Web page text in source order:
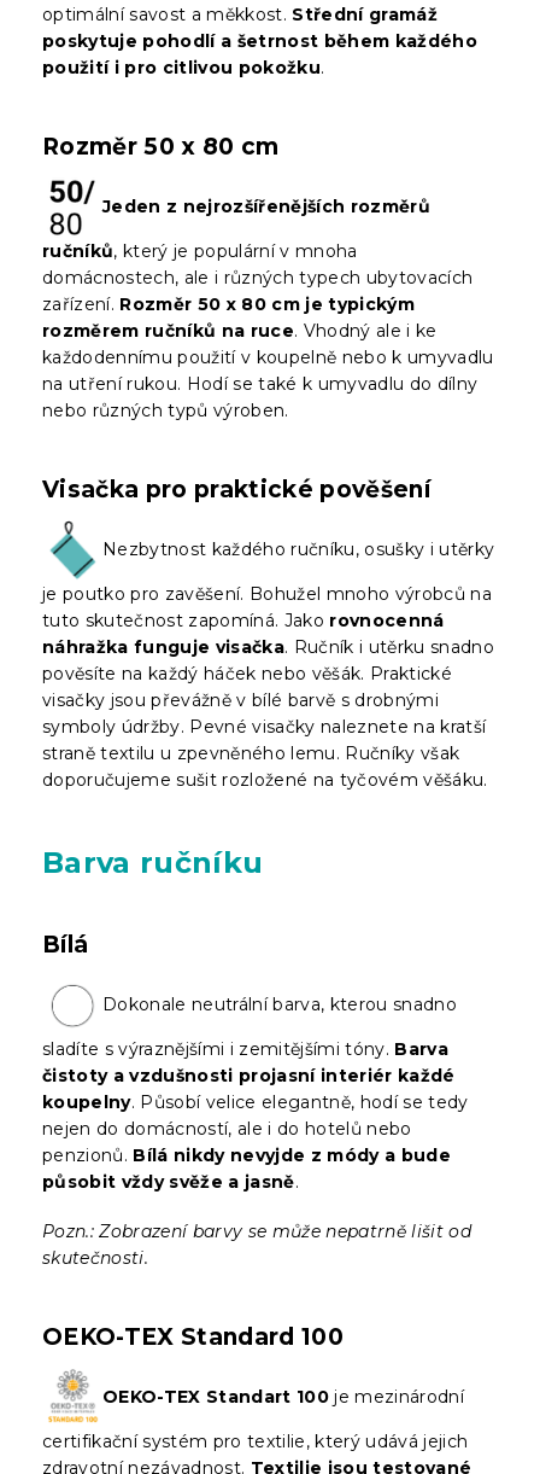
optimální savost a měkkost. Střední gramáž
poskytuje pohodlí a šetrnost během každého
použití i pro citlivou pokožku.
Rozměr 50 x 80 cm
Jeden z nejrozšířenějších rozměrů
ručníků, který je populární v mnoha
domácnostech, ale i různých typech ubytovacích
zařízení. Rozměr 50 x 80 cm je typickým
rozměrem ručníků na ruce. Vhodný ale i ke
každodennímu použití v koupelně nebo k umyvadlu
na utření rukou. Hodí se také k umyvadlu do dílny
nebo různých typů výroben.
Visačka pro praktické pověšení
Nezbytnost každého ručníku, osušky i utěrky
je poutko pro zavěšení. Bohužel mnoho výrobců na
tuto skutečnost zapomíná. Jako rovnocenná
náhražka funguje visačka. Ručník i utěrku snadno
pověsíte na každý háček nebo věšák. Praktické
visačky jsou převážně v bílé barvě s drobnými
symboly údržby. Pevné visačky naleznete na kratší
straně textilu u zpevněného lemu. Ručníky však
doporučujeme sušit rozložené na tyčovém věšáku.
Barva ručníku
Bílá
Dokonale neutrální barva, kterou snadno
sladíte s výraznějšími i zemitějšími tóny. Barva
čistoty a vzdušnosti projasní interiér každé
koupelny. Působí velice elegantně, hodí se tedy
nejen do domácností, ale i do hotelů nebo
penzionů. Bílá nikdy nevyjde z módy a bude
působit vždy svěže a jasně.
Pozn.: Zobrazení barvy se může nepatrně lišit od
skutečnosti.
OEKO-TEX Standard 100
OEKO-TEX Standart 100 je mezinárodní
certifikační systém pro textilie, který udává jejich
zdravotní nezávadnost. Textilie jsou testované